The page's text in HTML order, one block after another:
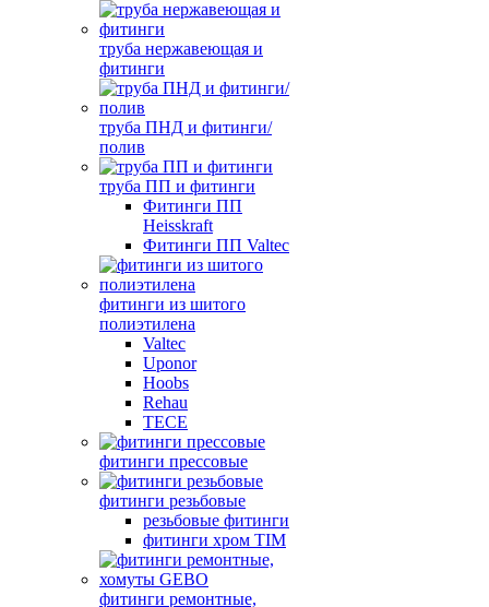
труба нержавеющая и
фитинги
труба ПНД и фитинги/
полив
труба ПП и фитинги
Фитинги ПП
Heisskraft
Фитинги ПП Valtec
фитинги из шитого
полиэтилена
Valtec
Uponor
Hoobs
Rehau
TECE
фитинги прессовые
фитинги резьбовые
резьбовые фитинги
фитинги хром TIM
фитинги ремонтные,